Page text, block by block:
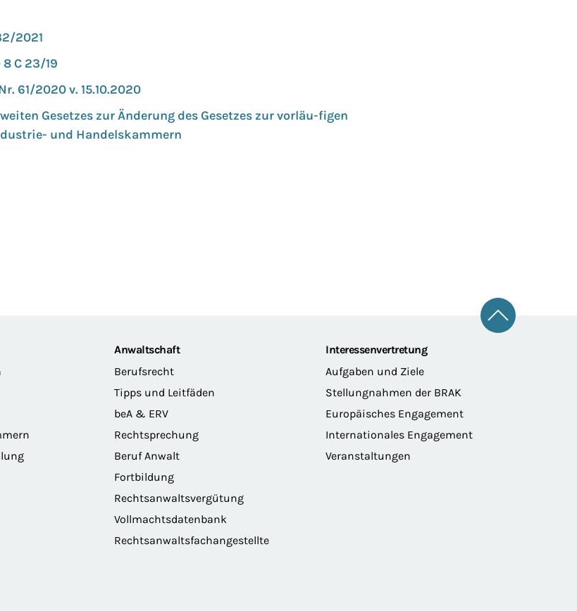
2021
8 C 23/19
61/2020 v. 15.10.2020
Gesetzes zur Änderung des Gesetzes zur vorläu-figen
und Handelskammern
Zum
Anwaltschaft
Berufsrecht
Tipps und Leitfäden
beA & ERV
Rechtsprechung
Beruf Anwalt
Fortbildung
Rechtsanwaltsvergütung
Vollmachtsdatenbank
Rechtsanwaltsfachangestellte
Interessenvertretung
Aufgaben und Ziele
Stellungnahmen der BRAK
Europäisches Engagement
Internationales Engagement
Veranstaltungen